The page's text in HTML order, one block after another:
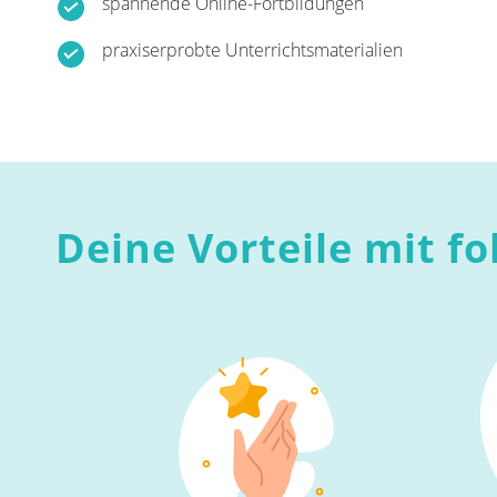
praxiserprobte Unterrichtsmaterialien
Deine Vorteile mit